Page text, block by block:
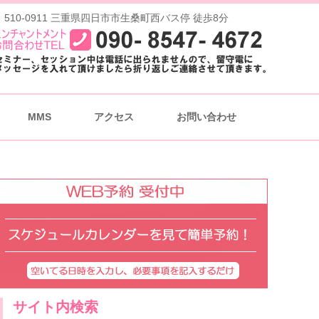
510-0911 三重県四日市市生桑町西バス停 徒歩8分
MMS アクセス お問い合わせ
サイト内検索